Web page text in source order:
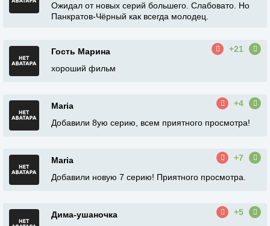
Ожидал от новых серий большего. Слабовато. Но
Панкратов-Чёрный как всегда молодец.
Гость Марина
+21
хороший фильм
Maria
+4
Добавили 8ую серию, всем приятного просмотра!
Maria
+7
Добавили новую 7 серию! Приятного просмотра.
Дима-ушаночка
+5